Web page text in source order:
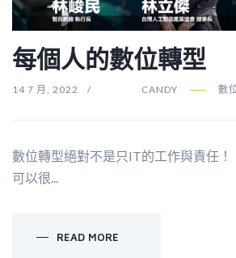
每個人的數位轉型
14 7 月, 2022 CANDY 數
數位轉型絕對不是只IT的工作與責任！
可以很...
READ MORE